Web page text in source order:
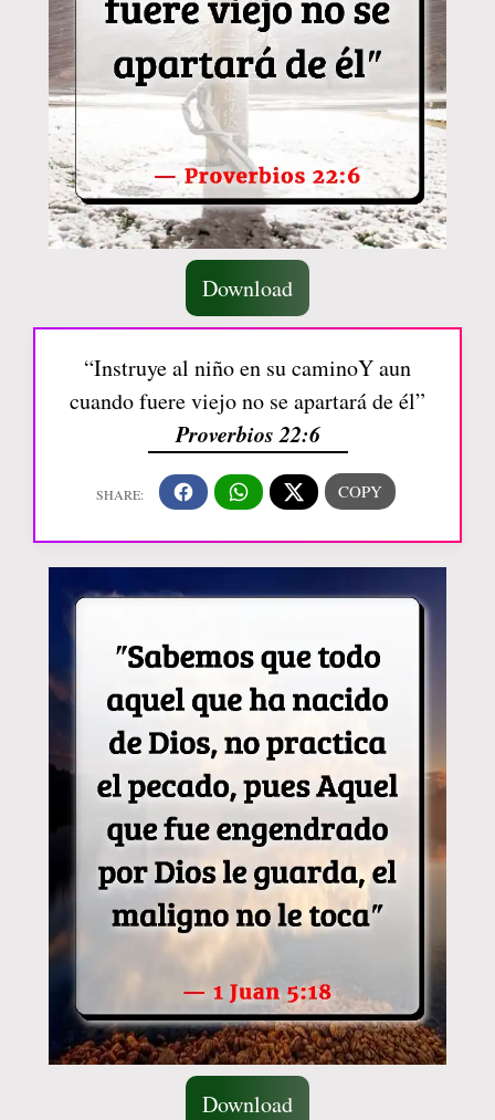
Download
“Instruye al niño en su caminoY aun
cuando fuere viejo no se apartará de él”
Proverbios 22:6
Download